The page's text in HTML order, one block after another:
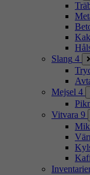
Slang 4
Mejsel 4
Vitvara 9